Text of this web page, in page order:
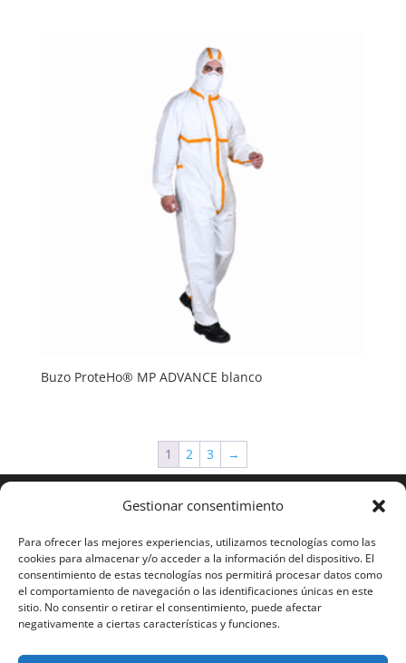
Gestionar consentimiento
Para ofrecer las mejores experiencias, utilizamos tecnologías como las
cookies para almacenar y/o acceder a la información del dispositivo. El
consentimiento de estas tecnologías nos permitirá procesar datos como
el comportamiento de navegación o las identificaciones únicas en este
sitio. No consentir o retirar el consentimiento, puede afectar
negativamente a ciertas características y funciones.
Buzo ProteHo® MP ADVANCE blanco
1 2 3 →